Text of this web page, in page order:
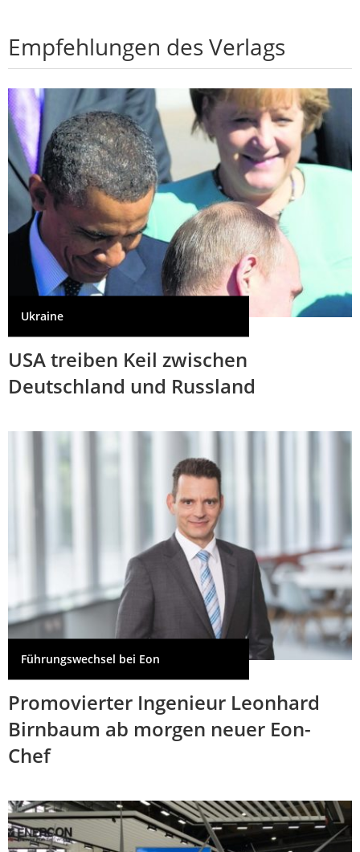
Empfehlungen des Verlags
Ukraine
USA treiben Keil zwischen
Deutschland und Russland
Führungswechsel bei Eon
Promovierter Ingenieur Leonhard
Birnbaum ab morgen neuer Eon-
Chef